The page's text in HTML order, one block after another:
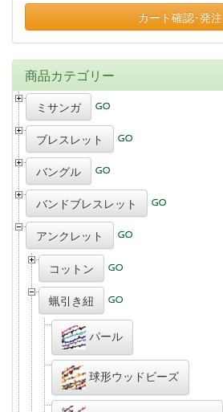
カート確認･発注
商品カテゴリー
ミサンガ
ブレスレット
バングル
バンドブレスレット
アンクレット
コットン
蝋引き紐
パール
球形ウッドビーズ